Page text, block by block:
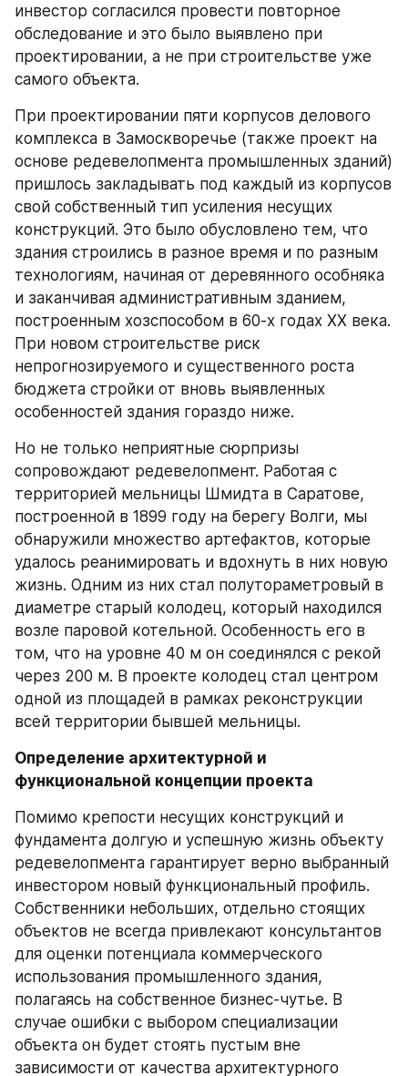
инвестор согласился провести повторное
обследование и это было выявлено при
проектировании, а не при строительстве уже
самого объекта.
При проектировании пяти корпусов делового
комплекса в Замоскворечье (также проект на
основе редевелопмента промышленных зданий)
пришлось закладывать под каждый из корпусов
свой собственный тип усиления несущих
конструкций. Это было обусловлено тем, что
здания строились в разное время и по разным
технологиям, начиная от деревянного особняка
и заканчивая административным зданием,
построенным хозспособом в 60-х годах ХХ века.
При новом строительстве риск
непрогнозируемого и существенного роста
бюджета стройки от вновь выявленных
особенностей здания гораздо ниже.
Но не только неприятные сюрпризы
сопровождают редевелопмент. Работая с
территорией мельницы Шмидта в Саратове,
построенной в 1899 году на берегу Волги, мы
обнаружили множество артефактов, которые
удалось реанимировать и вдохнуть в них новую
жизнь. Одним из них стал полутораметровый в
диаметре старый колодец, который находился
возле паровой котельной. Особенность его в
том, что на уровне 40 м он соединялся с рекой
через 200 м. В проекте колодец стал центром
одной из площадей в рамках реконструкции
всей территории бывшей мельницы.
Определение архитектурной и
функциональной концепции проекта
Помимо крепости несущих конструкций и
фундамента долгую и успешную жизнь объекту
редевелопмента гарантирует верно выбранный
инвестором новый функциональный профиль.
Собственники небольших, отдельно стоящих
объектов не всегда привлекают консультантов
для оценки потенциала коммерческого
использования промышленного здания,
полагаясь на собственное бизнес-чутье. В
случае ошибки с выбором специализации
объекта он будет стоять пустым вне
зависимости от качества архитектурного